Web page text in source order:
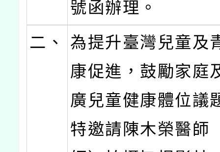
號函辦理。
二、
為提升臺灣兒童及
康促進，鼓勵家庭
廣兒童健康體位議
特邀請陳木榮醫師